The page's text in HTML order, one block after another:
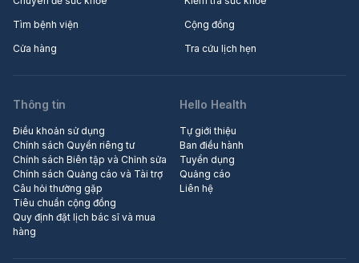
Tìm bệnh viện
Cộng đồng
Cửa hàng
Tra cứu lịch hẹn
Thông tin
Điều khoản sử dụng
Chính sách Quyền riêng tư
Chính sách Biên tập và Chỉnh sửa
Chính sách Quảng cáo và Tài trợ
Câu hỏi thường gặp
Tiêu chuẩn cộng đồng
Quy định đặt lịch bác sĩ và mua
hàng
Hello Health
Tự giới thiệu
Ban điều hành
Tuyển dụng
Quảng cáo
Liên hệ